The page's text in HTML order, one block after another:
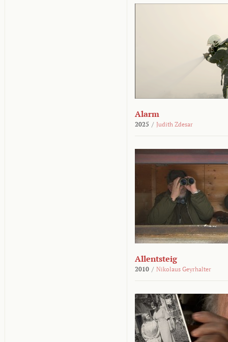
Alarm
2025 / Judith Zdesar
Allentsteig
2010 / Nikolaus Geyrhalter